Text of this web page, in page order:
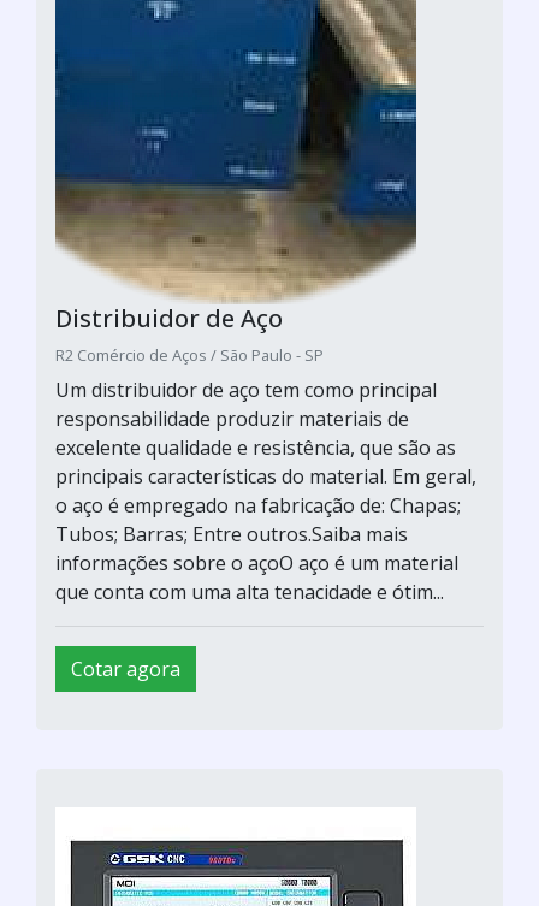
Distribuidor de Aço
R2 Comércio de Aços / São Paulo - SP
Um distribuidor de aço tem como principal
responsabilidade produzir materiais de
excelente qualidade e resistência, que são as
principais características do material. Em geral,
o aço é empregado na fabricação de: Chapas;
Tubos; Barras; Entre outros.Saiba mais
informações sobre o açoO aço é um material
que conta com uma alta tenacidade e ótim...
Cotar agora